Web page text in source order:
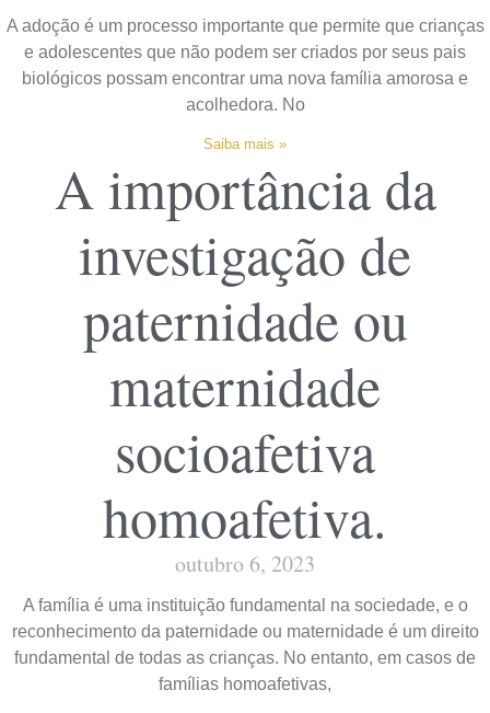
A adoção é um processo importante que permite que crianças
e adolescentes que não podem ser criados por seus pais
biológicos possam encontrar uma nova família amorosa e
acolhedora. No
Saiba mais »
A importância da
investigação de
paternidade ou
maternidade
socioafetiva
homoafetiva.
outubro 6, 2023
A família é uma instituição fundamental na sociedade, e o
reconhecimento da paternidade ou maternidade é um direito
fundamental de todas as crianças. No entanto, em casos de
famílias homoafetivas,